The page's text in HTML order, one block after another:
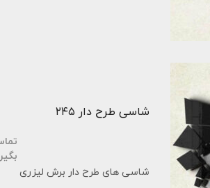
شاسی طرح دار ۲۴۵
شاسی های طرح دار برش لیزری